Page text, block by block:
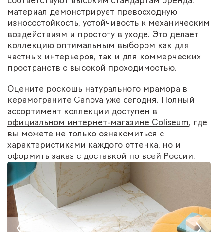
материал демонстрирует превосходную
износостойкость, устойчивость к механическим
воздействиям и простоту в уходе. Это делает
коллекцию оптимальным выбором как для
частных интерьеров, так и для коммерческих
пространств с высокой проходимостью.
Оцените роскошь натурального мрамора в
керамограните Canova уже сегодня. Полный
ассортимент коллекции доступен в
официальном интернет-магазине Coliseum, где
вы можете не только ознакомиться с
характеристиками каждого оттенка, но и
оформить заказ с доставкой по всей России.